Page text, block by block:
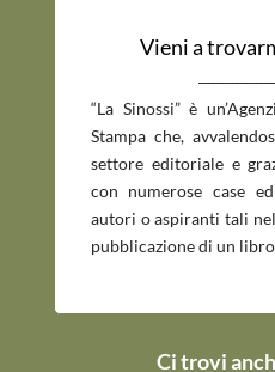
Vieni a
“La Sinossi” è
Stampa che,
settore editoriale e
con numerose case
autori o aspiranti tali
pubblicazione di un
Ci trovi